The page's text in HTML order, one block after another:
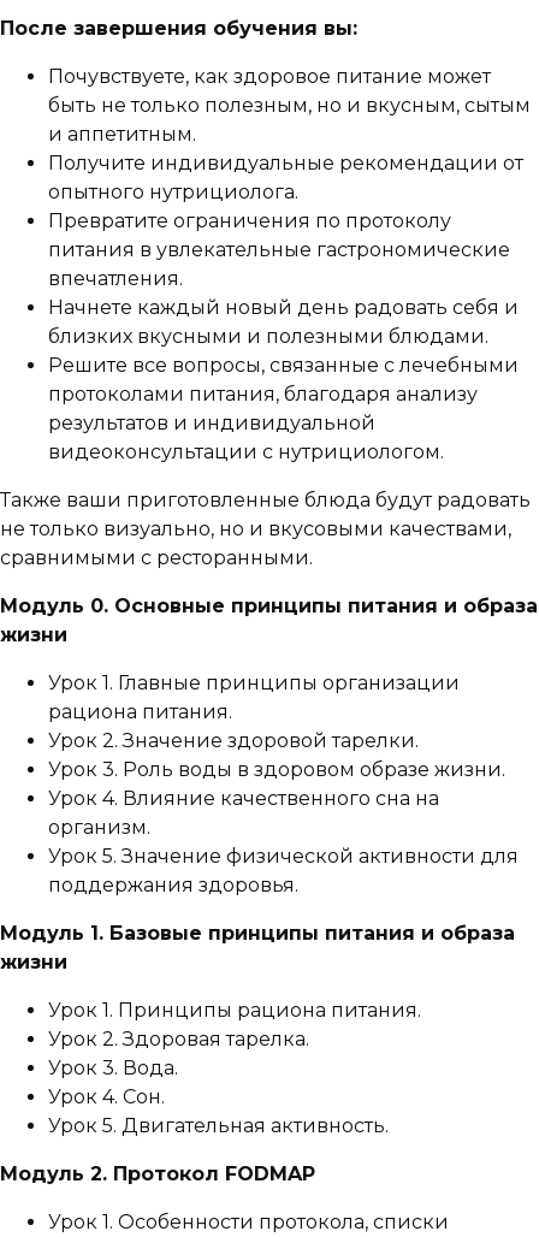
После завершения обучения вы:
Почувствуете, как здоровое питание может
быть не только полезным, но и вкусным, сытым
и аппетитным.
Получите индивидуальные рекомендации от
опытного нутрициолога.
Превратите ограничения по протоколу
питания в увлекательные гастрономические
впечатления.
Начнете каждый новый день радовать себя и
близких вкусными и полезными блюдами.
Решите все вопросы, связанные с лечебными
протоколами питания, благодаря анализу
результатов и индивидуальной
видеоконсультации с нутрициологом.
Также ваши приготовленные блюда будут радовать
не только визуально, но и вкусовыми качествами,
сравнимыми с ресторанными.
Модуль 0. Основные принципы питания и образа
жизни
Урок 1. Главные принципы организации
рациона питания.
Урок 2. Значение здоровой тарелки.
Урок 3. Роль воды в здоровом образе жизни.
Урок 4. Влияние качественного сна на
организм.
Урок 5. Значение физической активности для
поддержания здоровья.
Модуль 1. Базовые принципы питания и образа
жизни
Урок 1. Принципы рациона питания.
Урок 2. Здоровая тарелка.
Урок 3. Вода.
Урок 4. Сон.
Урок 5. Двигательная активность.
Модуль 2. Протокол FODMAP
Урок 1. Особенности протокола, списки